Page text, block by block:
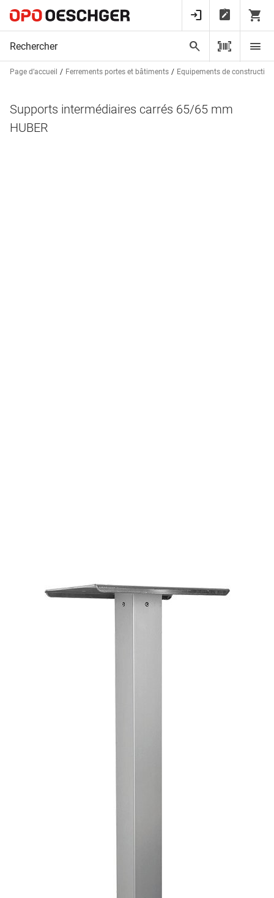
Page d’accueil Ferrements portes et bâtiments Equipements de construction
Supports intermédiaires carrés 65/65 mm
HUBER